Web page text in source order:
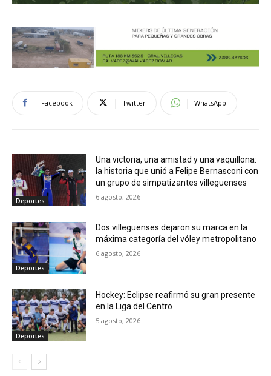
Facebook Twitter WhatsApp
Deportes
Una victoria, una amistad y una vaquillona:
la historia que unió a Felipe Bernasconi con
un grupo de simpatizantes villeguenses
6 agosto, 2026
Deportes
Dos villeguenses dejaron su marca en la
máxima categoría del vóley metropolitano
6 agosto, 2026
Deportes
Hockey: Eclipse reafirmó su gran presente
en la Liga del Centro
5 agosto, 2026